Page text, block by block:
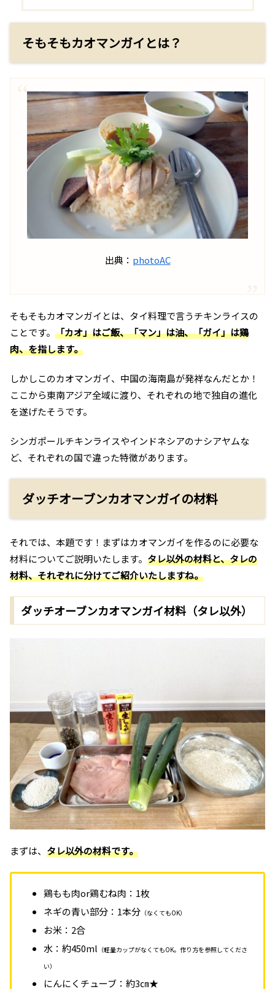
そもそもカオマンガイとは？
出典： photoAC
そもそもカオマンガイとは、タイ料理で言うチキンライスの
ことです。 「カオ」はご飯、「マン」は油、「ガイ」は鶏
肉、を指します。
しかしこのカオマンガイ、中国の海南島が発祥なんだとか！
ここから東南アジア全域に渡り、それぞれの地で独自の進化
を遂げたそうです。
シンガポールチキンライスやインドネシアのナシアヤムな
ど、それぞれの国で違った特徴があります。
ダッチオーブンカオマンガイの材料
それでは、本題です！まずはカオマンガイを作るのに必要な
材料についてご説明いたします。 タレ以外の材料と、タレの
材料、それぞれに分けてご紹介いたしますね。
ダッチオーブンカオマンガイ材料（タレ以外）
まずは、 タレ以外の材料です。
鶏もも肉or鶏むね肉：1枚
ネギの青い部分：1本分（なくてもOK）
お米：2合
水：約450ml （軽量カップがなくてもOK。作り方を参照してくださ
い）
にんにくチューブ：約3㎝★